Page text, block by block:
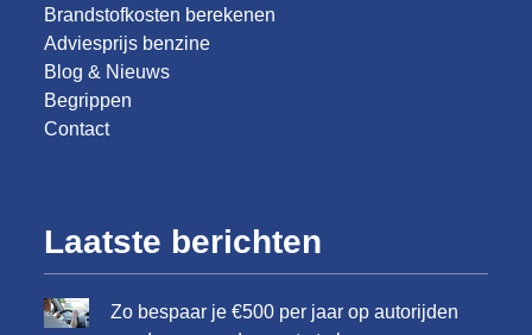
Brandstofkosten berekenen
Adviesprijs benzine
Blog & Nieuws
Begrippen
Contact
Laatste berichten
Zo bespaar je €500 per jaar op autorijden